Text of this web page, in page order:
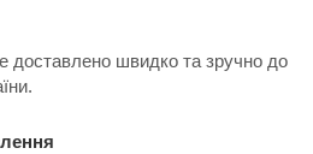
доставлено швидко та зручно до